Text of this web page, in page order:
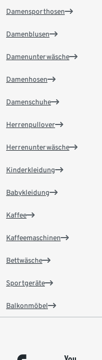
Damensporthosen
Damenblusen
Damenunterwäsche
Damenhosen
Damenschuhe
Herrenpullover
Herrenunterwäsche
Kinderkleidung
Babykleidung
Kaffee
Kaffeemaschinen
Bettwäsche
Sportgeräte
Balkonmöbel